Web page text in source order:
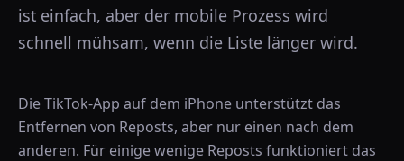
ist einfach, aber der mobile Prozess wird
schnell mühsam, wenn die Liste länger wird.
Die TikTok-App auf dem iPhone unterstützt das
Entfernen von Reposts, aber nur einen nach dem
anderen. Für einige wenige Reposts funktioniert das